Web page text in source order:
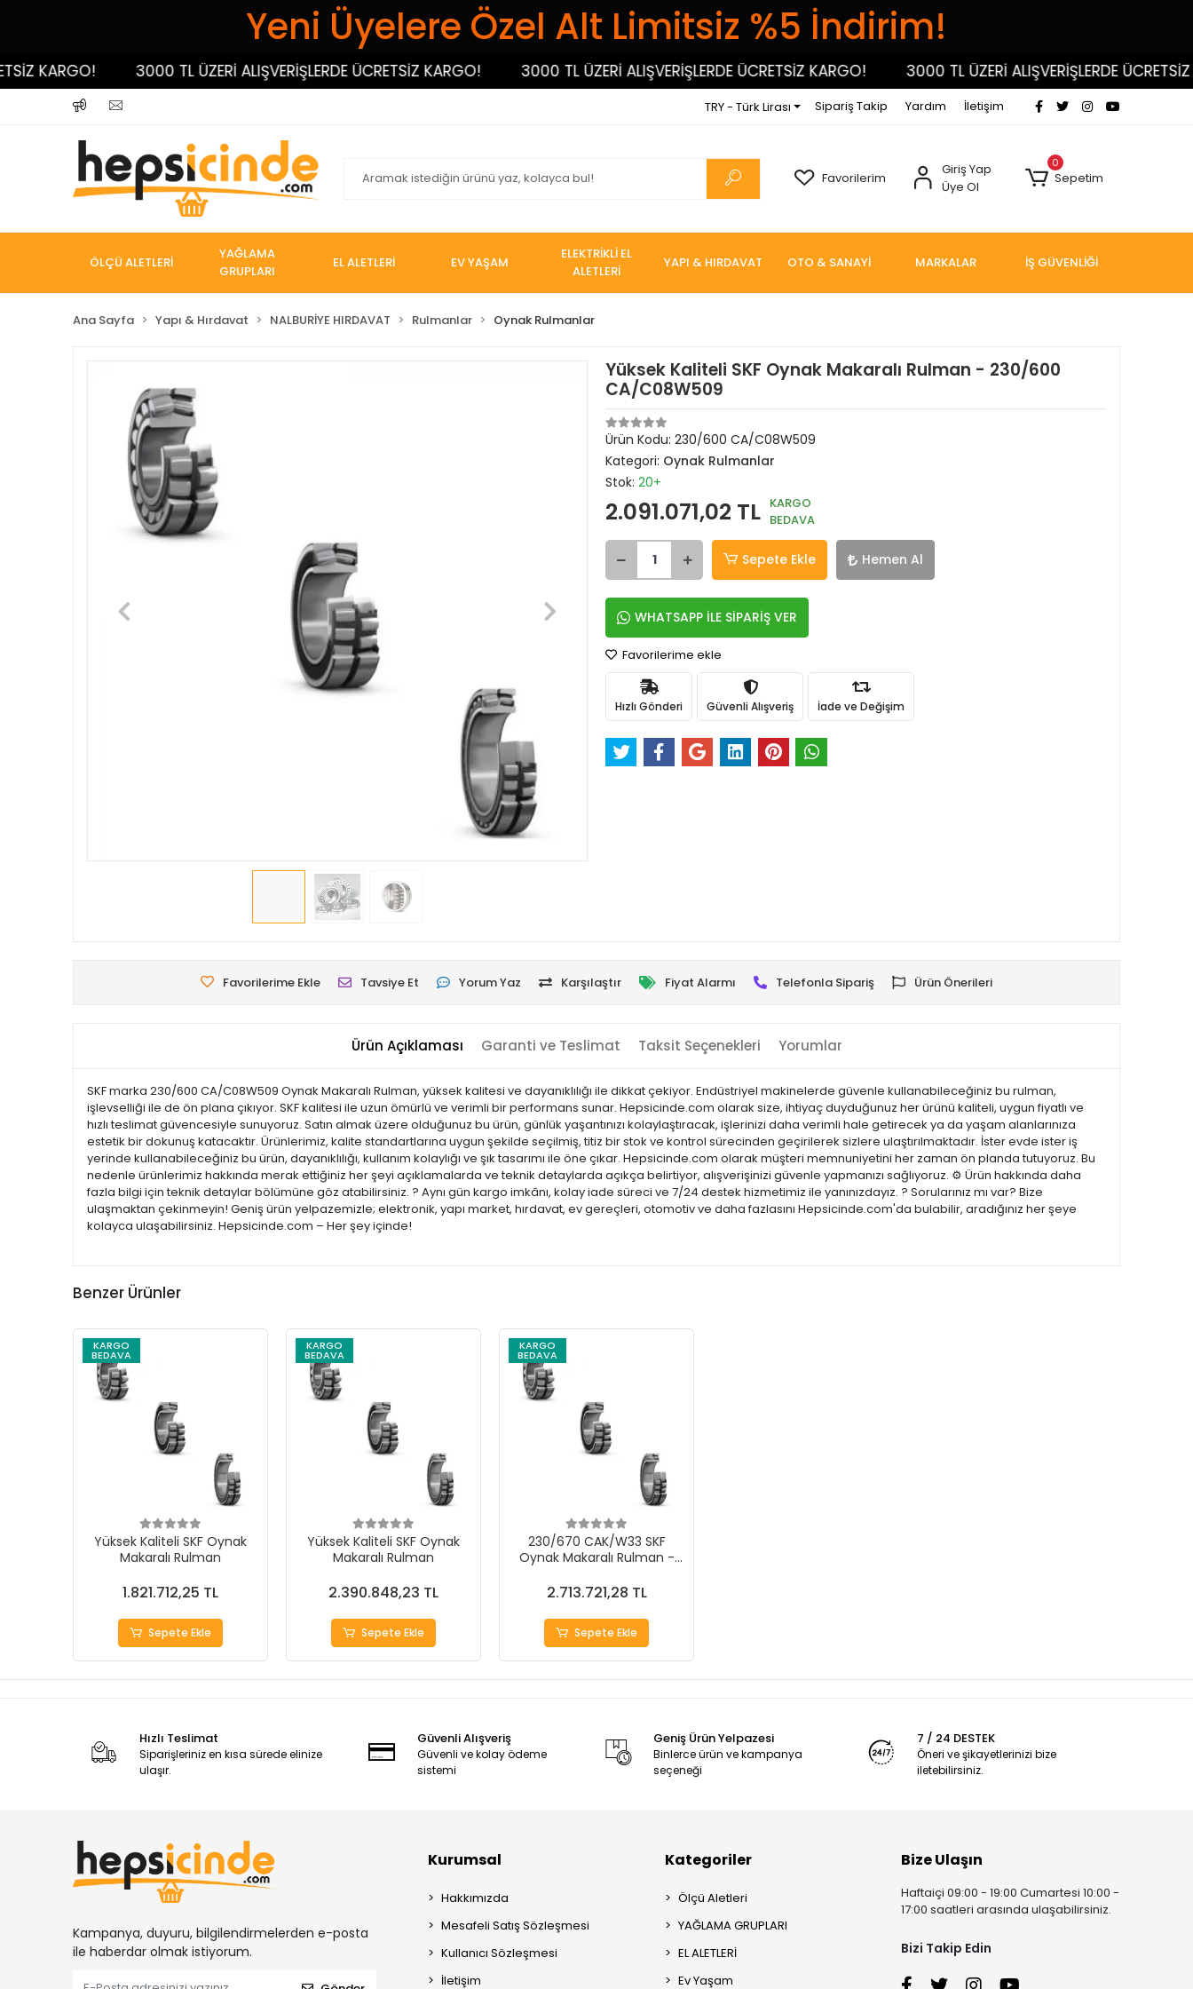
Yeni Üyelere Özel Alt Limitsiz %5 İndirim!
KARGO! 3000 TL ÜZERİ ALIŞVERİŞLERDE ÜCRETSİZ KARGO! 3000 TL ÜZERİ ALIŞVERİŞLERDE ÜCRETSİZ KARGO! 3000 TL ÜZERİ ALIŞVERİŞLERDE ÜCRETSİZ
TRY - Türk Lirası Sipariş Takip Yardım İletişim
Favorilerim
Giriş Yap
Üye Ol
0
Sepetim
ÖLÇÜ ALETLERİ
YAĞLAMA
GRUPLARI
EL ALETLERİ EV YAŞAM
ELEKTRİKLİ EL
ALETLERİ
YAPI & HIRDAVAT OTO & SANAYİ MARKALAR İŞ GÜVENLİĞİ
Ana Sayfa Yapı & Hırdavat NALBURİYE HIRDAVAT Rulmanlar Oynak Rulmanlar
Yüksek Kaliteli SKF Oynak Makaralı Rulman - 230/600
CA/C08W509
Ürün Kodu: 230/600 CA/C08W509
Kategori: Oynak Rulmanlar
Stok: 20+
2.091.071,02 TL KARGO
BEDAVA
Sepete Ekle Hemen Al
WHATSAPP İLE SİPARİŞ VER
Favorilerime ekle
Hızlı Gönderi Güvenli Alışveriş İade ve Değişim
Favorilerime Ekle Tavsiye Et Yorum Yaz Karşılaştır Fiyat Alarmı Telefonla Sipariş Ürün Önerileri
Ürün Açıklaması Garanti ve Teslimat Taksit Seçenekleri Yorumlar
SKF marka 230/600 CA/C08W509 Oynak Makaralı Rulman, yüksek kalitesi ve dayanıklılığı ile dikkat çekiyor. Endüstriyel makinelerde güvenle kullanabileceğiniz bu rulman,
işlevselliği ile de ön plana çıkıyor. SKF kalitesi ile uzun ömürlü ve verimli bir performans sunar. Hepsicinde.com olarak size, ihtiyaç duyduğunuz her ürünü kaliteli, uygun fiyatlı ve
hızlı teslimat güvencesiyle sunuyoruz. Satın almak üzere olduğunuz bu ürün, günlük yaşantınızı kolaylaştıracak, işlerinizi daha verimli hale getirecek ya da yaşam alanlarınıza
estetik bir dokunuş katacaktır. Ürünlerimiz, kalite standartlarına uygun şekilde seçilmiş, titiz bir stok ve kontrol sürecinden geçirilerek sizlere ulaştırılmaktadır. İster evde ister iş
yerinde kullanabileceğiniz bu ürün, dayanıklılığı, kullanım kolaylığı ve şık tasarımı ile öne çıkar. Hepsicinde.com olarak müşteri memnuniyetini her zaman ön planda tutuyoruz. Bu
nedenle ürünlerimiz hakkında merak ettiğiniz her şeyi açıklamalarda ve teknik detaylarda açıkça belirtiyor, alışverişinizi güvenle yapmanızı sağlıyoruz. ⚙️ Ürün hakkında daha
fazla bilgi için teknik detaylar bölümüne göz atabilirsiniz. ? Aynı gün kargo imkânı, kolay iade süreci ve 7/24 destek hizmetimiz ile yanınızdayız. ? Sorularınız mı var? Bize
ulaşmaktan çekinmeyin! Geniş ürün yelpazemizle; elektronik, yapı market, hırdavat, ev gereçleri, otomotiv ve daha fazlasını Hepsicinde.com'da bulabilir, aradığınız her şeye
kolayca ulaşabilirsiniz. Hepsicinde.com – Her şey içinde!
Benzer Ürünler
KARGO
BEDAVA
Yüksek Kaliteli SKF Oynak
Makaralı Rulman
1.821.712,25 TL
Sepete Ekle
KARGO
BEDAVA
Yüksek Kaliteli SKF Oynak
Makaralı Rulman
2.390.848,23 TL
Sepete Ekle
KARGO
BEDAVA
230/670 CAK/W33 SKF
Oynak Makaralı Rulman -
2.713.721,28 TL
Sepete Ekle
Hızlı Teslimat
Siparişleriniz en kısa sürede elinize
ulaşır.
Güvenli Alışveriş
Güvenli ve kolay ödeme
sistemi
Geniş Ürün Yelpazesi
Binlerce ürün ve kampanya
seçeneği
7 / 24 DESTEK
Öneri ve şikayetlerinizi bize
iletebilirsiniz.
Kampanya, duyuru, bilgilendirmelerden e-posta
ile haberdar olmak istiyorum.
Kurumsal
Hakkımızda
Mesafeli Satış Sözleşmesi
Kullanıcı Sözleşmesi
İletişim
Kategoriler
Ölçü Aletleri
YAĞLAMA GRUPLARI
EL ALETLERİ
Ev Yaşam
Bize Ulaşın
Haftaiçi 09:00 - 19:00 Cumartesi 10:00 -
17:00 saatleri arasında ulaşabilirsiniz.
Bizi Takip Edin